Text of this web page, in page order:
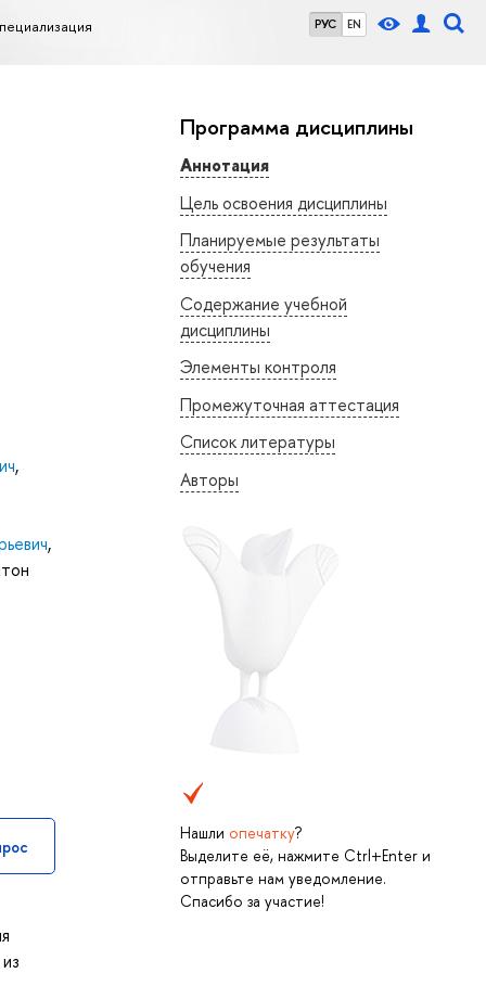
РУС EN
Программа дисциплины
Аннотация
Цель освоения дисциплины
Планируемые результаты
обучения
Содержание учебной
дисциплины
Элементы контроля
Промежуточная аттестация
Список литературы
Авторы
Нашли опечатку?
Выделите её, нажмите Ctrl+Enter и
отправьте нам уведомление.
Спасибо за участие!
,
,